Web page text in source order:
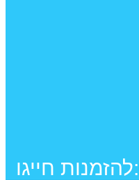
להזמנות חייגו: